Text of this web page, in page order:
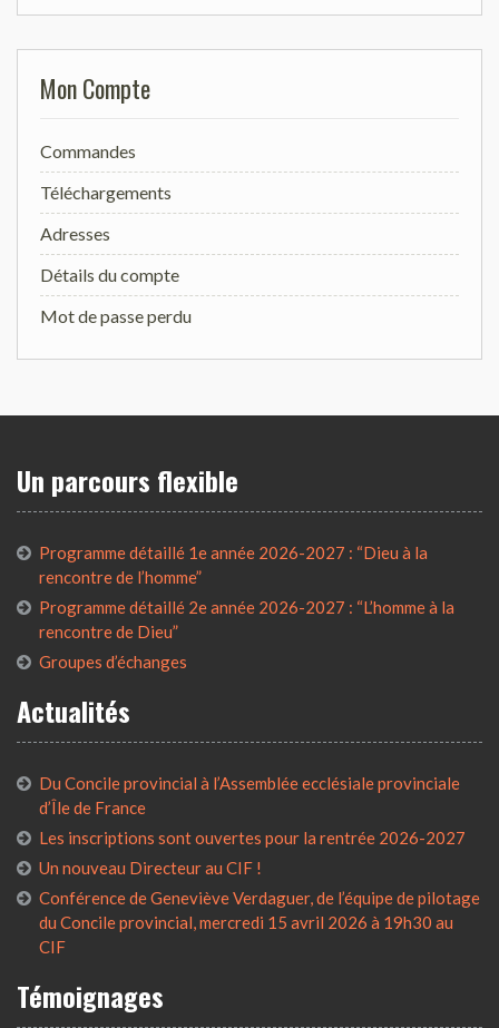
Mon Compte
Commandes
Téléchargements
Adresses
Détails du compte
Mot de passe perdu
Un parcours flexible
Programme détaillé 1e année 2026-2027 : “Dieu à la
rencontre de l’homme”
Programme détaillé 2e année 2026-2027 : “L’homme à la
rencontre de Dieu”
Groupes d’échanges
Actualités
Du Concile provincial à l’Assemblée ecclésiale provinciale
d’Île de France
Les inscriptions sont ouvertes pour la rentrée 2026-2027
Un nouveau Directeur au CIF !
Conférence de Geneviève Verdaguer, de l’équipe de pilotage
du Concile provincial, mercredi 15 avril 2026 à 19h30 au
CIF
Témoignages